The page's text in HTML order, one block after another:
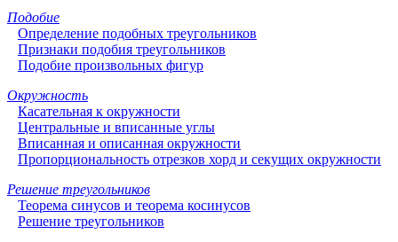
Подобие
Определение подобных треугольников
Признаки подобия треугольников
Подобие произвольных фигур
Окружность
Касательная к окружности
Центральные и вписанные углы
Вписанная и описанная окружности
Пропорциональность отрезков хорд и секущих окружности
Решение треугольников
Теорема синусов и теорема косинусов
Решение треугольников